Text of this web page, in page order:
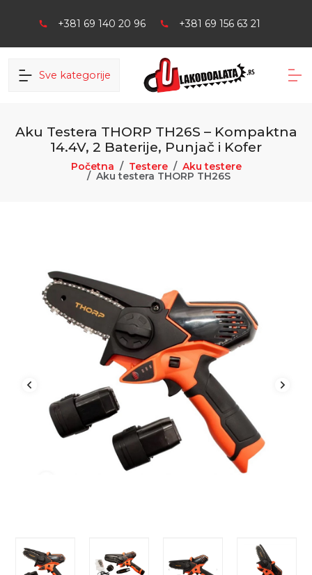
+381 69 140 20 96 +381 69 156 63 21
Sve kategorije
Aku Testera THORP TH26S – Kompaktna
14.4V, 2 Baterije, Punjač i Kofer
Početna Testere Aku testere
Aku testera THORP TH26S